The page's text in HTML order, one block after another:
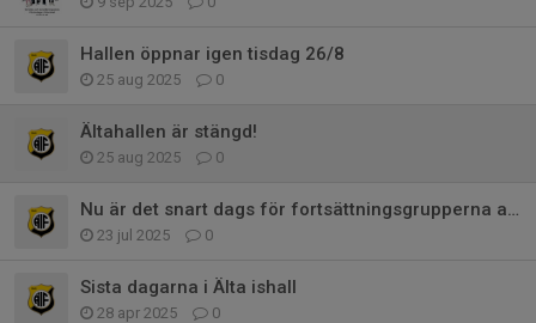
Hallen öppnar igen tisdag 26/8
25 aug 2025 0
Ältahallen är stängd!
25 aug 2025 0
Nu är det snart dags för fortsättningsgrupperna att anmäla sig.
23 jul 2025 0
Sista dagarna i Älta ishall
28 apr 2025 0